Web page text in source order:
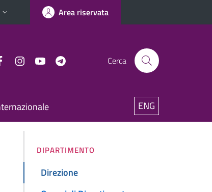
Area riservata
Cerca
ENG
DIPARTIMENTO
Direzione